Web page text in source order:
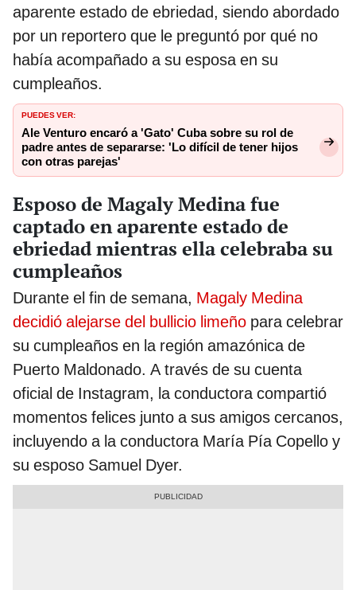
aparente estado de ebriedad, siendo abordado
por un reportero que le preguntó por qué no
había acompañado a su esposa en su
cumpleaños.
PUEDES VER:
Ale Venturo encaró a 'Gato' Cuba sobre su rol de
padre antes de separarse: 'Lo difícil de tener hijos
con otras parejas'
Esposo de Magaly Medina fue
captado en aparente estado de
ebriedad mientras ella celebraba su
cumpleaños
Durante el fin de semana, Magaly Medina
decidió alejarse del bullicio limeño para celebrar
su cumpleaños en la región amazónica de
Puerto Maldonado. A través de su cuenta
oficial de Instagram, la conductora compartió
momentos felices junto a sus amigos cercanos,
incluyendo a la conductora María Pía Copello y
su esposo Samuel Dyer.